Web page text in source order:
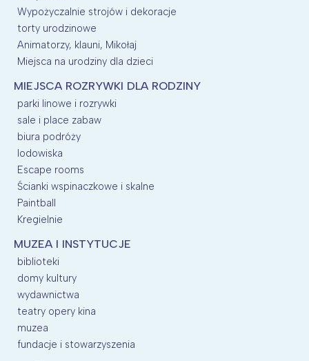
Wypożyczalnie strojów i dekoracje
torty urodzinowe
Animatorzy, klauni, Mikołaj
Miejsca na urodziny dla dzieci
MIEJSCA ROZRYWKI DLA RODZINY
parki linowe i rozrywki
sale i place zabaw
biura podróży
lodowiska
Escape rooms
Ścianki wspinaczkowe i skalne
Paintball
Kregielnie
MUZEA I INSTYTUCJE
biblioteki
domy kultury
wydawnictwa
teatry opery kina
muzea
fundacje i stowarzyszenia